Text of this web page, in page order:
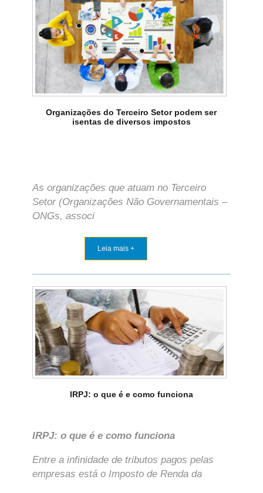
Organizações do Terceiro Setor podem ser
isentas de diversos impostos
As organizações que atuam no Terceiro
Setor (Organizações Não Governamentais –
ONGs, associ
Leia mais +
IRPJ: o que é e como funciona
IRPJ: o que é e como funciona
Entre a infinidade de tributos pagos pelas
empresas está o Imposto de Renda da